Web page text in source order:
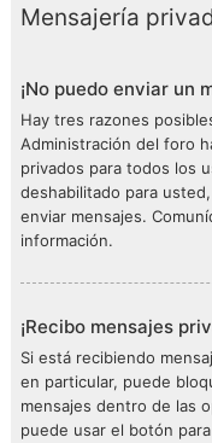
Mensajería
¡No puedo enviar un
Hay tres razones
Administración del foro
privados para todos los
deshabilitado para
enviar mensajes.
información.
¡Recibo mensajes
Si está recibiendo
en particular, puede
mensajes dentro de las
puede usar el botón